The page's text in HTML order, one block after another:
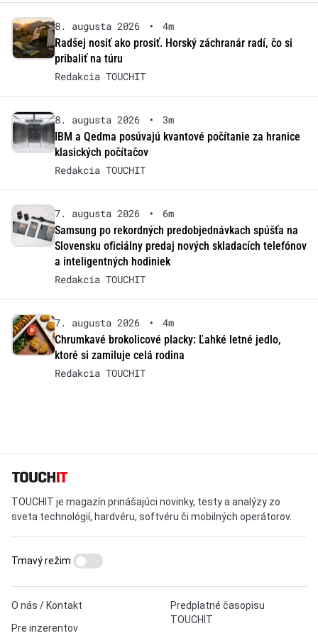
8. augusta 2026 •
4m
Radšej nosiť ako prosiť. Horský záchranár radí, čo si
pribaliť na túru
Redakcia TOUCHIT
8. augusta 2026 •
3m
IBM a Qedma posúvajú kvantové počítanie za hranice
klasických počítačov
Redakcia TOUCHIT
7. augusta 2026 •
6m
Samsung po rekordných predobjednávkach spúšťa na
Slovensku oficiálny predaj nových skladacích telefónov
a inteligentných hodiniek
Redakcia TOUCHIT
7. augusta 2026 •
4m
Chrumkavé brokolicové placky: Ľahké letné jedlo,
ktoré si zamiluje celá rodina
Redakcia TOUCHIT
TOUCHIT je magazín prinášajúci novinky, testy a analýzy zo
sveta technológií, hardvéru, softvéru či mobilných operátorov.
O nás / Kontakt
Pre inzerentov
Predplatné časopisu
TOUCHIT
Tmavý režim